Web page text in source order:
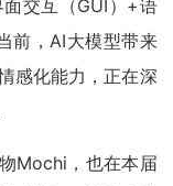
交互（GUI）+语
前，AI大模型带来
感化能力，正在深
Mochi，也在本届